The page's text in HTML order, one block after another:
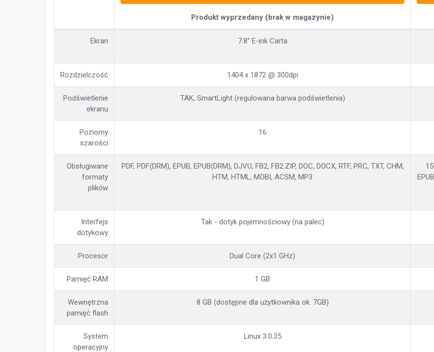
Produkt wyprzedany (brak w magazynie)
Ekran 7.8" E-ink Carta
Rozdzielczość 1404 x 1872 @ 300dpi
Podświetlenie
ekranu
TAK, SmartLight (regulowana barwa podświetlenia)
Poziomy
szarości
16
Obsługiwane
formaty
plików
PDF, PDF(DRM), EPUB, EPUB(DRM), DJVU, FB2, FB2.ZIP, DOC, DOCX, RTF, PRC, TXT, CHM,
HTM, HTML, MOBI, ACSM, MP3
Interfejs
dotykowy
Tak - dotyk pojemnościowy (na palec)
Procesor Dual Core (2x1 GHz)
Pamięć RAM 1 GB
Wewnętrzna
pamięć flash
8 GB (dostępne dla użytkownika ok. 7GB)
System
operacyjny
Linux 3.0.35